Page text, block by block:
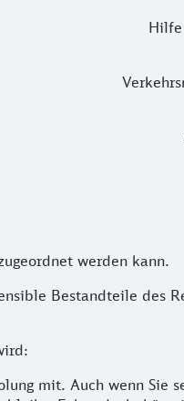
werden kann.
Bestandteile des
mit. Auch wenn Sie